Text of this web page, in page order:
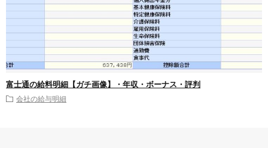
富士通の給料明細【ガチ画像】・年収・ボーナス・評判
会社の給与明細